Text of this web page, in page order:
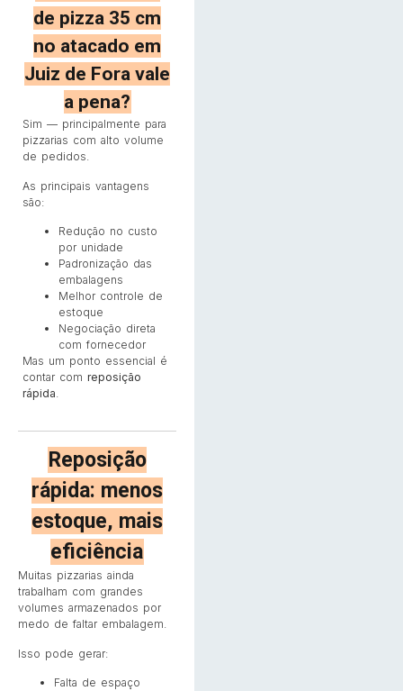
de pizza 35 cm
no atacado em
Juiz de Fora vale
a pena?
Sim — principalmente para
pizzarias com alto volume
de pedidos.
As principais vantagens
são:
Redução no custo
por unidade
Padronização das
embalagens
Melhor controle de
estoque
Negociação direta
com fornecedor
Mas um ponto essencial é
contar comreposição
rápida.
Reposição
rápida: menos
estoque, mais
eficiência
Muitas pizzarias ainda
trabalham com grandes
volumes armazenados por
medo de faltar embalagem.
Isso pode gerar:
Falta de espaço